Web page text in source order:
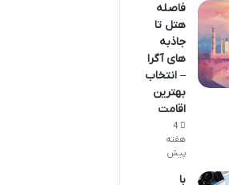
فاصله
هتل تا
جاذبه
های آگرا
– انتخاب
بهترین
اقامت
4
هفته
پیش
با